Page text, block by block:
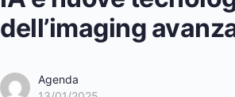
dell’imaging
Agenda